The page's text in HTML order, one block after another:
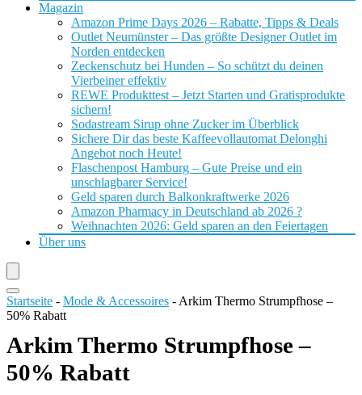
Magazin
Amazon Prime Days 2026 – Rabatte, Tipps & Deals
Outlet Neumünster – Das größte Designer Outlet im
Norden entdecken
Zeckenschutz bei Hunden – So schützt du deinen
Vierbeiner effektiv
REWE Produkttest – Jetzt Starten und Gratisprodukte
sichern!
Sodastream Sirup ohne Zucker im Überblick
Sichere Dir das beste Kaffeevollautomat Delonghi
Angebot noch Heute!
Flaschenpost Hamburg – Gute Preise und ein
unschlagbarer Service!
Geld sparen durch Balkonkraftwerke 2026
Amazon Pharmacy in Deutschland ab 2026 ?
Weihnachten 2026: Geld sparen an den Feiertagen
Über uns
Startseite - Mode & Accessoires - Arkim Thermo Strumpfhose –
50% Rabatt
Arkim Thermo Strumpfhose –
50% Rabatt